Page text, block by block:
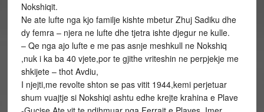
Nokshiqit.
Ne ate lufte nga kjo familje kishte mbetur Zhuj Sadiku dhe
dy femra – njera ne lufte dhe tjetra ishte djegur ne kulle.
– Qe nga ajo lufte e me pas asnje meshkull ne Nokshiq
,nuk i ka ba 40 vjete,por te gjithe vriteshin ne perpjekje me
shkijete – thot Avdiu,
I njejti,me revolte shton se pas vitit 1944,kemi perjetuar
shum vuajtje si Nokshiqi ashtu edhe krejte krahina e Plave